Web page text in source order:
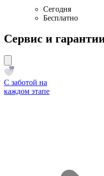
Сегодня
Бесплатно
Сервис и
С заботой на
каждом этапе